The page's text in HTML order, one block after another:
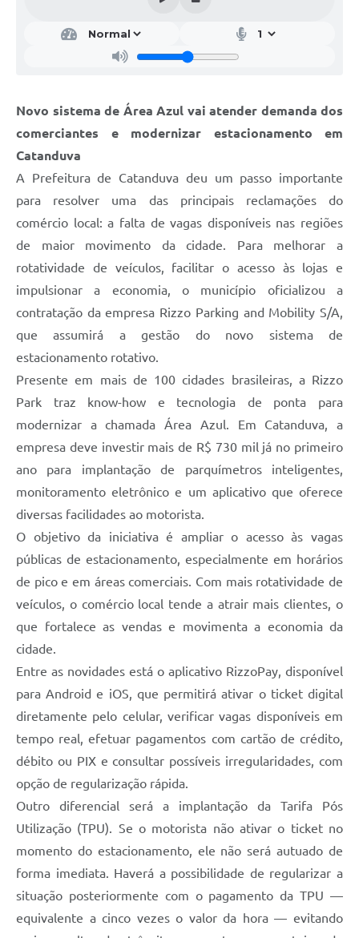
A Prefeitura
Jornal
Agenda
SIC
Diário Oficial
Contato
Editais
Novo sistema de Área Azul vai atender demanda dos
comerciantes e modernizar estacionamento em
Catanduva
A Prefeitura de Catanduva deu um passo importante
para resolver uma das principais reclamações do
comércio local: a falta de vagas disponíveis nas regiões
de maior movimento da cidade. Para melhorar a
rotatividade de veículos, facilitar o acesso às lojas e
impulsionar a economia, o município oficializou a
contratação da empresa Rizzo Parking and Mobility S/A,
que assumirá a gestão do novo sistema de
estacionamento rotativo.
Presente em mais de 100 cidades brasileiras, a Rizzo
Park traz know-how e tecnologia de ponta para
modernizar a chamada Área Azul. Em Catanduva, a
empresa deve investir mais de R$ 730 mil já no primeiro
ano para implantação de parquímetros inteligentes,
monitoramento eletrônico e um aplicativo que oferece
diversas facilidades ao motorista.
O objetivo da iniciativa é ampliar o acesso às vagas
públicas de estacionamento, especialmente em horários
de pico e em áreas comerciais. Com mais rotatividade de
veículos, o comércio local tende a atrair mais clientes, o
que fortalece as vendas e movimenta a economia da
cidade.
Entre as novidades está o aplicativo RizzoPay, disponível
para Android e iOS, que permitirá ativar o ticket digital
diretamente pelo celular, verificar vagas disponíveis em
tempo real, efetuar pagamentos com cartão de crédito,
débito ou PIX e consultar possíveis irregularidades, com
opção de regularização rápida.
Outro diferencial será a implantação da Tarifa Pós
Utilização (TPU). Se o motorista não ativar o ticket no
momento do estacionamento, ele não será autuado de
forma imediata. Haverá a possibilidade de regularizar a
situação posteriormente com o pagamento da TPU —
equivalente a cinco vezes o valor da hora — evitando